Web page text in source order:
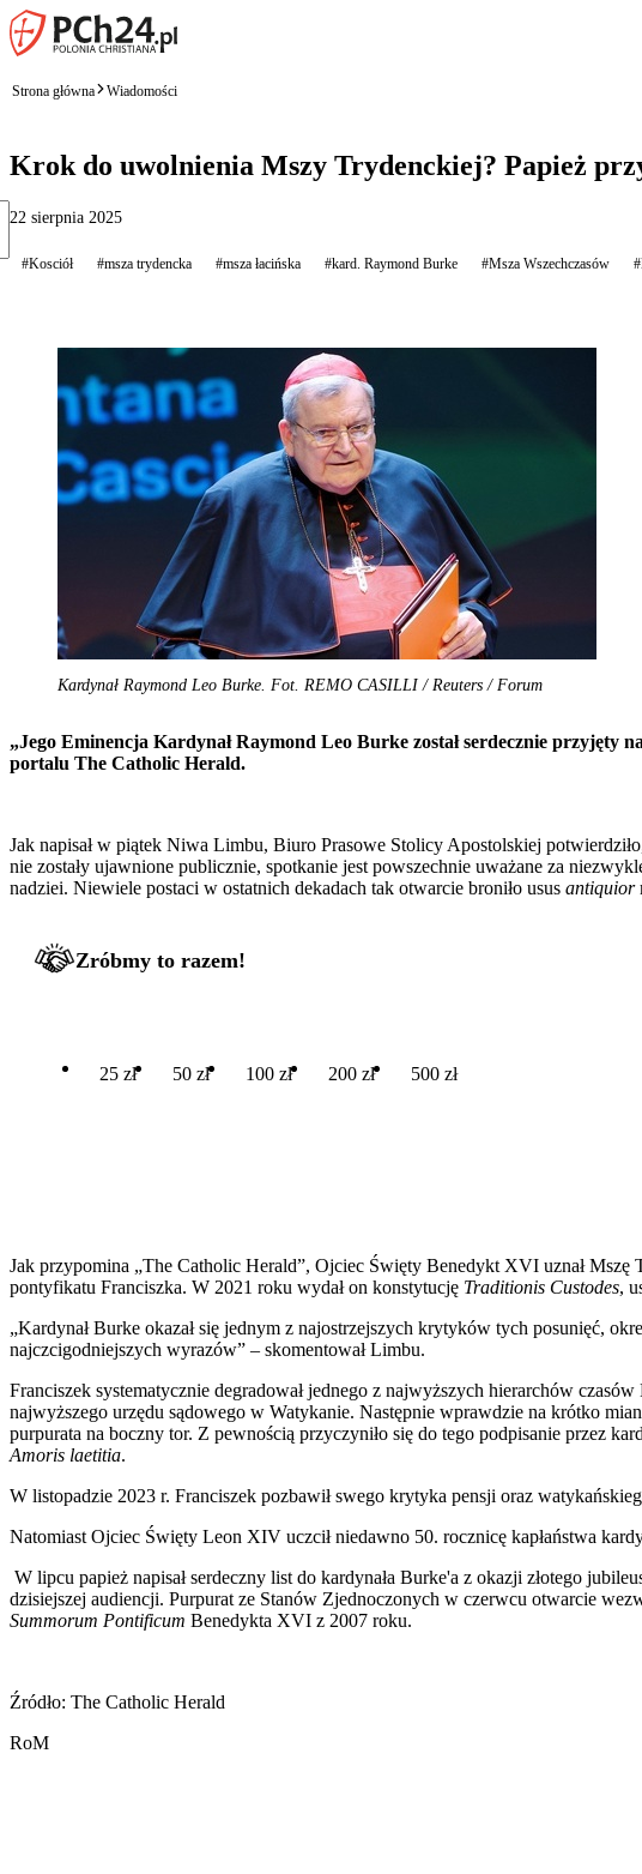
Strona główna Wiadomości
Krok do uwolnienia Mszy Trydenckiej? Papież
22 sierpnia 2025
#Kosciół #msza trydencka #msza łacińska #kard. Raymond Burke #Msza Wszechczasów
Kardynał Raymond Leo Burke. Fot. REMO CASILLI / Reuters / Forum
„Jego Eminencja Kardynał Raymond Leo Burke został serdecznie przyjęty
portalu The Catholic Herald.
Jak napisał w piątek Niwa Limbu, Biuro Prasowe Stolicy Apostolskiej
nie zostały ujawnione publicznie, spotkanie jest powszechnie uważane za
nadziei. Niewiele postaci w ostatnich dekadach tak otwarcie broniło usus antiquior
Zróbmy to razem!
25 zł 50 zł 100 zł 200 zł 500 zł
Jak przypomina „The Catholic Herald”, Ojciec Święty Benedykt XVI uznał Mszę
pontyfikatu Franciszka. W 2021 roku wydał on konstytucję Traditionis Custodes,
„Kardynał Burke okazał się jednym z najostrzejszych krytyków tych posunięć,
najczcigodniejszych wyrazów” – skomentował Limbu.
Franciszek systematycznie degradował jednego z najwyższych hierarchów
najwyższego urzędu sądowego w Watykanie. Następnie wprawdzie na krótko
purpurata na boczny tor. Z pewnością przyczyniło się do tego podpisanie przez
Amoris laetitia.
W listopadzie 2023 r. Franciszek pozbawił swego krytyka pensji oraz
Natomiast Ojciec Święty Leon XIV uczcił niedawno 50. rocznicę kapłaństwa
W lipcu papież napisał serdeczny list do kardynała Burke'a z okazji złotego
dzisiejszej audiencji. Purpurat ze Stanów Zjednoczonych w czerwcu otwarcie
Summorum Pontificum Benedykta XVI z 2007 roku.
Źródło: The Catholic Herald
RoM